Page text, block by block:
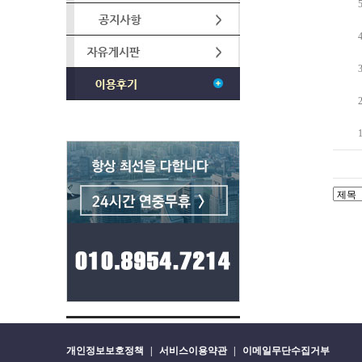
5
4
3
2
1
개인정보보호정책 서비스이용약관 이메일무단수집거부